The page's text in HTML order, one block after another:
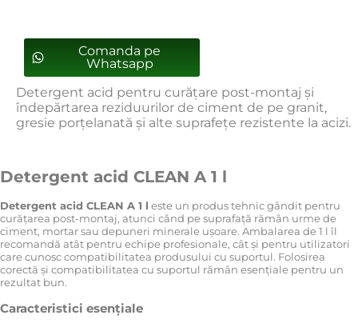
Comanda pe
Whatsapp
Detergent acid pentru curățare post-montaj și
îndepărtarea reziduurilor de ciment de pe granit,
gresie porțelanată și alte suprafețe rezistente la acizi.
Detergent acid CLEAN A 1 l
Detergent acid CLEAN A 1 l este un produs tehnic gândit pentru
curățarea post-montaj, atunci când pe suprafață rămân urme de
ciment, mortar sau depuneri minerale ușoare. Ambalarea de 1 l îl
recomandă atât pentru echipe profesionale, cât și pentru utilizatori
care cunosc compatibilitatea produsului cu suportul. Folosirea
corectă și compatibilitatea cu suportul rămân esențiale pentru un
rezultat bun.
Caracteristici esențiale